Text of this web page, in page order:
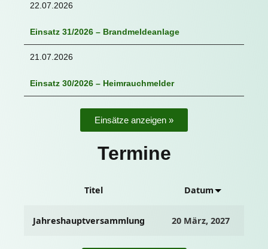
22.07.2026
Einsatz 31/2026 – Brandmeldeanlage
21.07.2026
Einsatz 30/2026 – Heimrauchmelder
Einsätze anzeigen »
Termine
Titel Datum
Jahreshauptversammlung 20 März, 2027